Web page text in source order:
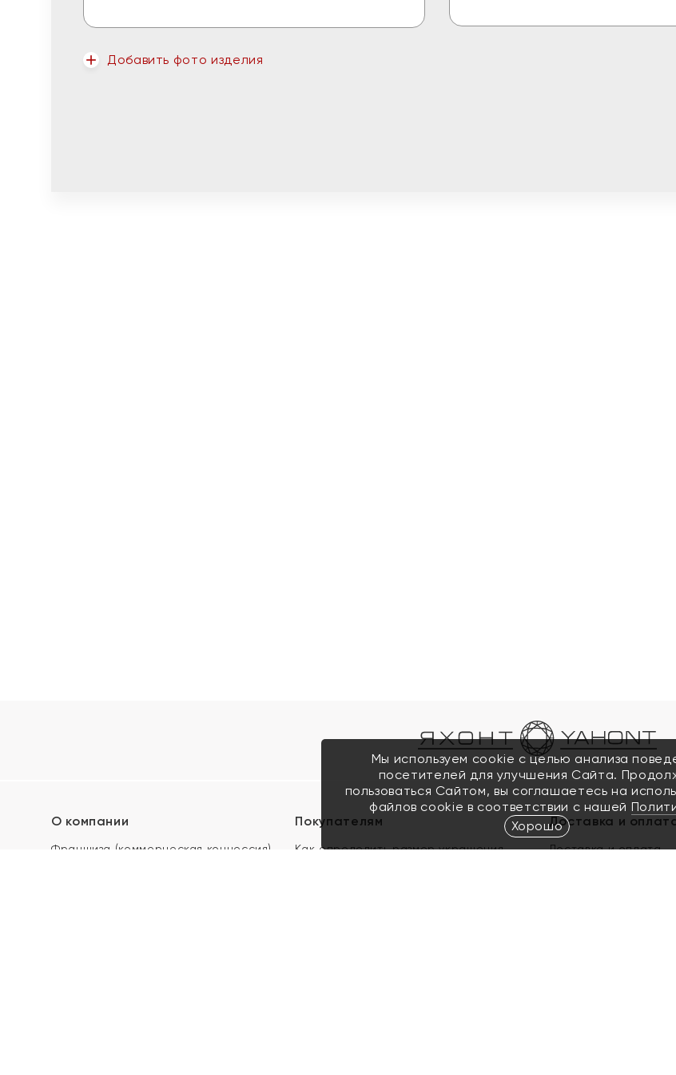
Добавить фото изделия
О компании
Франшиза (коммерческая концессия)
Покупателям
Как определить размер украшения
Доставка и
Доставка и оплата
Мы используем cookie с целью анализа
посетителей для улучшения Сайта.
пользоваться Сайтом, вы соглашаетесь на
файлов cookie в соответствии с нашей
Хорошо